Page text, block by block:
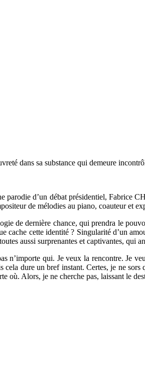
dans sa substance qui demeure
d’un débat présidentiel, Fabrice
de mélodies au piano, coauteur
de dernière chance, qui prendra le
cache cette identité ? Singularité d’un
aussi surprenantes et captivantes, qui
n’importe qui. Je veux la rencontre.
dure un bref instant. Certes, je ne
où. Alors, je ne cherche pas, laissant le